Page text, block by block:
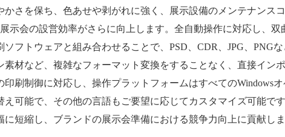
さを保ち、色あせや剥がれに強く、展示設備のメンテナンス
設営効率がさらに向上します。全自動操作に対応し、双
フトウェアと組み合わせることで、PSD、CDR、JPG、PNG
材など、複雑なフォーマット変換をすることなく、直接イン
刷制御に対応し、操作プラットフォームはすべてのWindows
可能で、その他の言語もご要望に応じてカスタマイズ可能で
短縮し、ブランドの展示会準備における競争力向上に貢献しま